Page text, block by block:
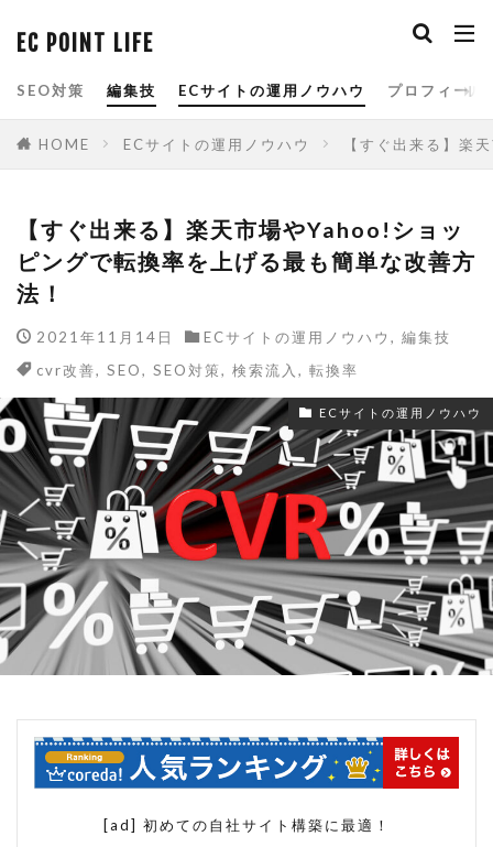
EC POINT LIFE
SEO対策 編集技 ECサイトの運用ノウハウ プロフィール
HOME ECサイトの運用ノウハウ 【すぐ出来る】楽
【すぐ出来る】楽天市場やYahoo!ショッ
ピングで転換率を上げる最も簡単な改善方
法！
2021年11月14日 ECサイトの運用ノウハウ , 編集技
cvr改善, SEO, SEO対策, 検索流入 , 転換率
ECサイトの運用ノウハウ
[ad] 初めての自社サイト構築に最適！
amazon Bootstrap cassava editor
ECサイトの運用ノウハウ eコマース
google HTML js
rakuten rakuten 検索 RMS SEO
seo キーワード SEO チェック
seo 楽天 seo 記事 SEO対策
spreadsheets Yahoo!ショッピング
Yahoo!ストアクリエイターpro
お買い物マラソン アクセス分析
アマゾン アルゴリズム イベント
カテゴリページ クエリ関数 グーグル
サービスクーポン参加 スプレッドシート
スマホ スマートフォン
スマートフォン用商品説明文 スーパーSALE
スーパーSALEサーチ スーパーセール